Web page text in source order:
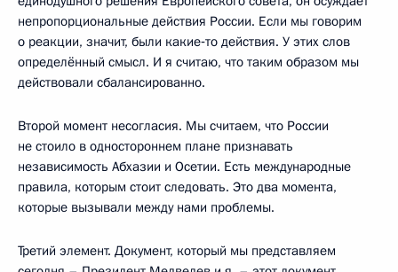
непропорциональные действия России. Если мы говорим
о реакции, значит, были какие‑то действия. У этих слов
определённый смысл. И я считаю, что таким образом мы
действовали сбалансированно.
Второй момент несогласия. Мы считаем, что России
не стоило в одностороннем плане признавать
независимость Абхазии и Осетии. Есть международные
правила, которым стоит следовать. Это два момента,
которые вызывали между нами проблемы.
Третий элемент. Документ, который мы представляем